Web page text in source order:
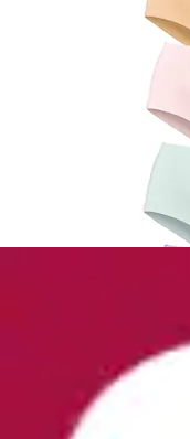
+ Farben
Taillenslip 2 Stk.
Speidel